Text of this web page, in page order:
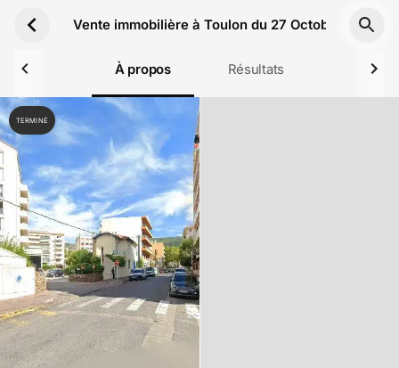
Vente immobilière à Toulon du 27 Octobre 2022
À propos Résultats
TERMINÉ